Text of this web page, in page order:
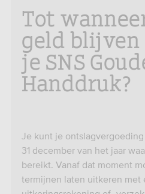
Tot
geld blijven
je SNS
Handdruk?
Je kunt je
31 december van het jaar
bereikt. Vanaf dat moment
termijnen laten uitkeren met